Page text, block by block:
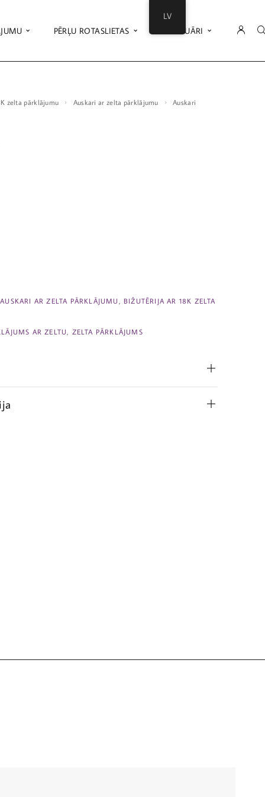
PĒRĻU ROTASLIETAS AKSESUĀRI
zelta pārklājumu Auskari ar zelta pārklājumu Auskari
,AUSKARI AR ZELTA PĀRKLĀJUMU
BIŽUTĒRIJA AR 18K ZELTA
AR ZELTU ZELTA PĀRKLĀJUMS
LV